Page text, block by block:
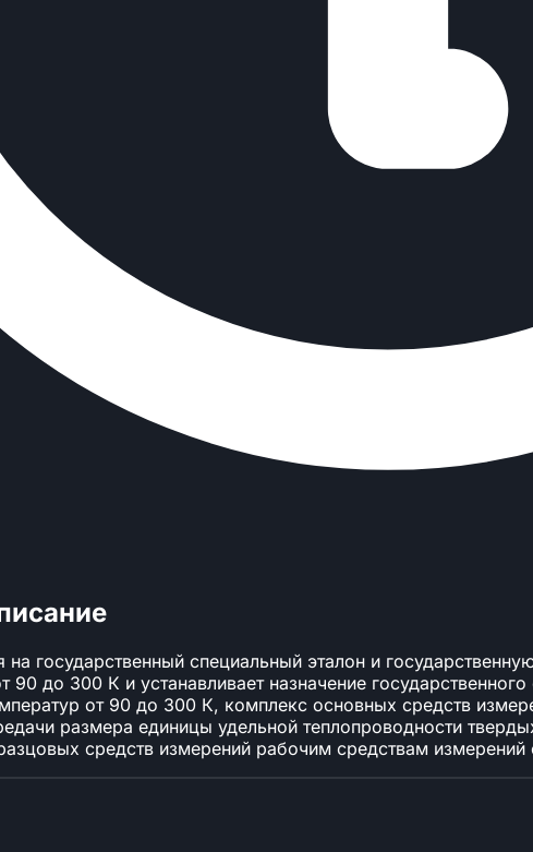
на государственный специальный эталон и
90 до 300 К и устанавливает назначение
от 90 до 300 К, комплекс основных средств
размера единицы удельной теплопроводности
средств измерений рабочим средствам